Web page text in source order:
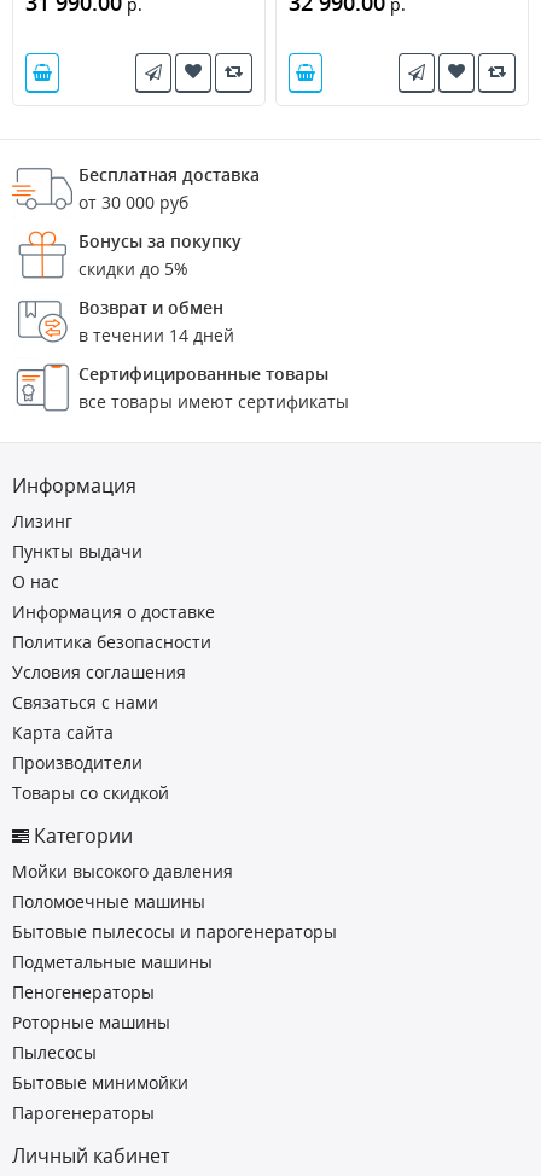
р. р.
Бесплатная доставка
от 30 000 руб
Бонусы за покупку
скидки до 5%
Возврат и обмен
в течении 14 дней
Сертифицированные товары
все товары имеют сертификаты
Информация
Лизинг
Пункты выдачи
О нас
Информация о доставке
Политика безопасности
Условия соглашения
Связаться с нами
Карта сайта
Производители
Товары со скидкой
Категории
Мойки высокого давления
Поломоечные машины
Бытовые пылесосы и парогенераторы
Подметальные машины
Пеногенераторы
Роторные машины
Пылесосы
Бытовые минимойки
Парогенераторы
Личный кабинет